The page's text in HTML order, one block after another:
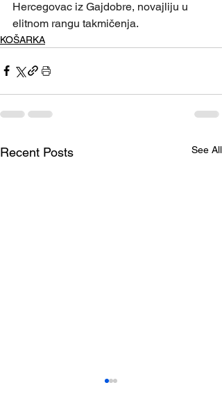
Hercegovac iz Gajdobre, novajliju u
elitnom rangu takmičenja.
KOŠARKA
Recent Posts See All